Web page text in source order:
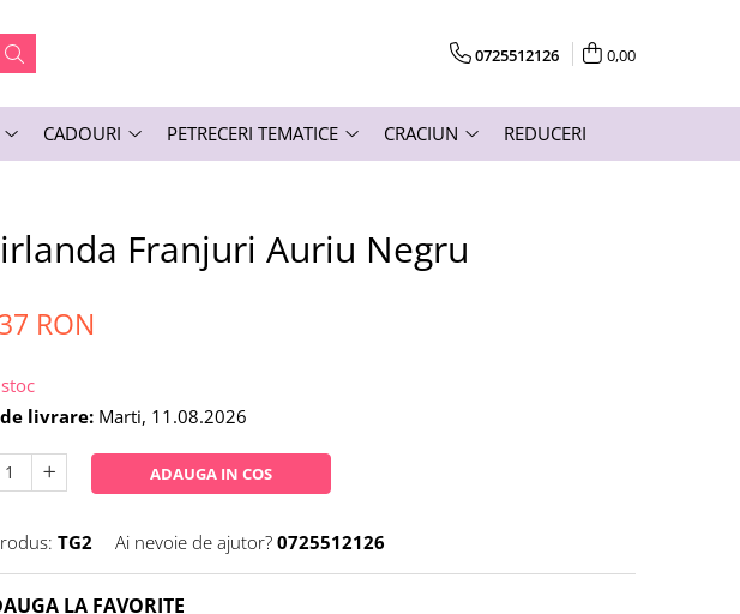
0725512126 0,00
CADOURI PETRECERI TEMATICE CRACIUN REDUCERI
Franjuri Auriu Negru
RON
livrare: Marti, 11.08.2026
ADAUGA IN COS
TG2 Ai nevoie de ajutor? 0725512126
LA FAVORITE